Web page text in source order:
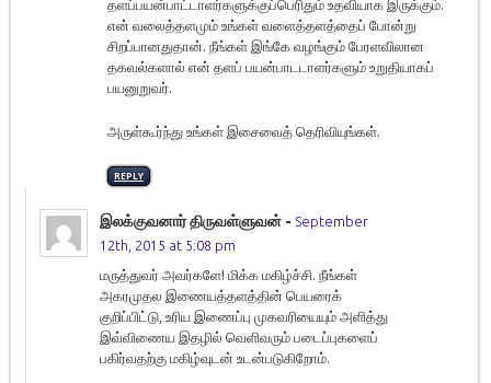
தளப்பயன்பாட்டாளர்களுக்குப்பெரிதும் உதவியாக இருக்கும்.
என் வலைத்தளமும் உங்கள் வளைத்தளத்தைப் போன்று
சிறப்பானதுதான். நீங்கள் இங்கே வழங்கும் பேரளவிலான
தகவல்களால் என் தளப் பயன்பாடடாளர்களும் உறுதியாகப்
பயனுறுவர்.
அருள்கூர்ந்து உங்கள் இசைவைத் தெரிவியுங்கள்.
REPLY
இலக்குவனார் திருவள்ளுவன் - September
12th, 2015 at 5:08 pm
மருத்துவர் அவர்களே! மிக்க மகிழ்ச்சி. நீங்கள்
அகரமுதல இணையத்தளத்தின் பெயரைக்
குறிப்பிட்டு, உரிய இணைப்பு முகவரியையும் அளித்து
இவ்விணைய இதழில் வெளிவரும் படைப்புகளைப்
பகிர்வதற்கு மகிழ்வுடன் உடன்படுகிறோம்.